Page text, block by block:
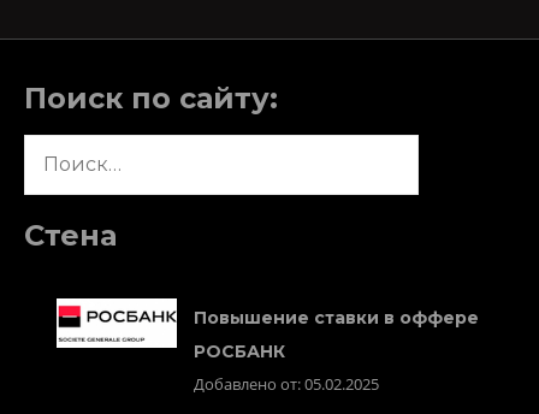
Поиск по сайту:
Стена
Повышение ставки в оффере
РОСБАНК
Добавлено от: 05.02.2025